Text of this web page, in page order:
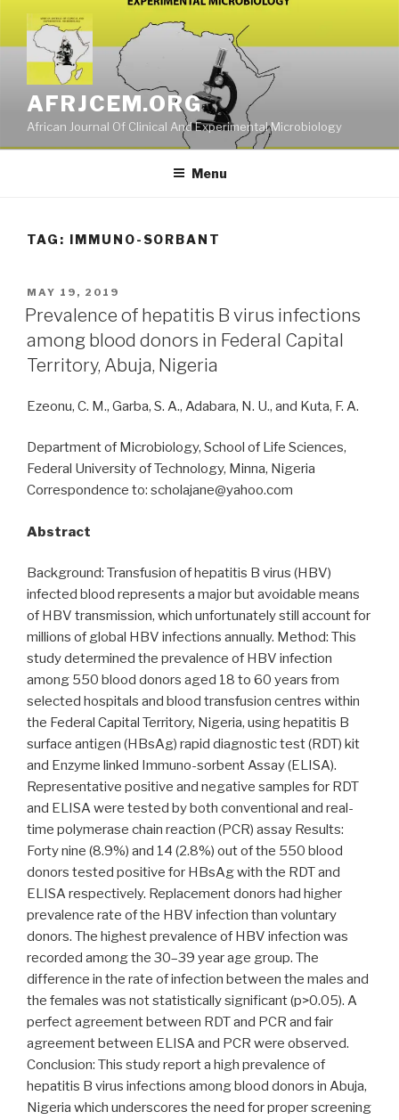
content
AFRJCEM.ORG
African Journal Of Clinical And Experimental Microbiology
Menu
TAG: IMMUNO-SORBANT
POSTED
ON
MAY 19, 2019
Prevalence of hepatitis B virus infections
among blood donors in Federal Capital
Territory, Abuja, Nigeria
Ezeonu, C. M., Garba, S. A., Adabara, N. U., and Kuta, F. A.
Department of Microbiology, School of Life Sciences,
Federal University of Technology, Minna, Nigeria
Correspondence to: scholajane@yahoo.com
Abstract
Background: Transfusion of hepatitis B virus (HBV)
infected blood represents a major but avoidable means
of HBV transmission, which unfortunately still account for
millions of global HBV infections annually. Method: This
study determined the prevalence of HBV infection
among 550 blood donors aged 18 to 60 years from
selected hospitals and blood transfusion centres within
the Federal Capital Territory, Nigeria, using hepatitis B
surface antigen (HBsAg) rapid diagnostic test (RDT) kit
and Enzyme linked Immuno-sorbent Assay (ELISA).
Representative positive and negative samples for RDT
and ELISA were tested by both conventional and real-
time polymerase chain reaction (PCR) assay Results:
Forty nine (8.9%) and 14 (2.8%) out of the 550 blood
donors tested positive for HBsAg with the RDT and
ELISA respectively. Replacement donors had higher
prevalence rate of the HBV infection than voluntary
donors. The highest prevalence of HBV infection was
recorded among the 30–39 year age group. The
difference in the rate of infection between the males and
the females was not statistically significant (p>0.05). A
perfect agreement between RDT and PCR and fair
agreement between ELISA and PCR were observed.
Conclusion: This study report a high prevalence of
hepatitis B virus infections among blood donors in Abuja,
Nigeria which underscores the need for proper screening